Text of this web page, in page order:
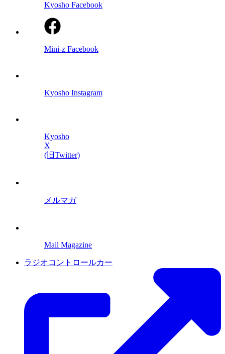
Kyosho Facebook
Mini-z Facebook
Kyosho Instagram
Kyosho
X
(旧Twitter)
メルマガ
Mail Magazine
ラジオコントロールカー